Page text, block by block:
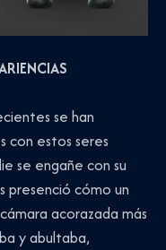
se han
con estos seres
se engañe con su
presenció cómo un
acorazada más
y abultaba,